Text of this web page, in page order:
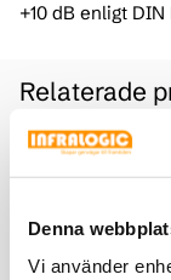
Denna
Vi använder
+10 dB enligt
Relaterade
Lock till BTV